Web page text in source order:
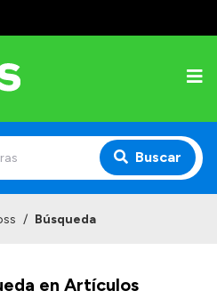
Buscar
/ Búsqueda
en Artículos